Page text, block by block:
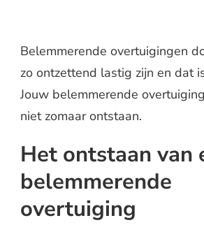
Belemmerende overtuigingen
zo ontzettend lastig zijn en dat
Jouw belemmerende
niet zomaar ontstaan.
Het ontstaan van
belemmerende
overtuiging